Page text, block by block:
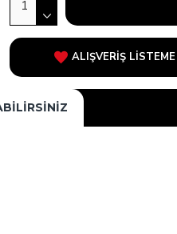
ALIŞVERIŞ